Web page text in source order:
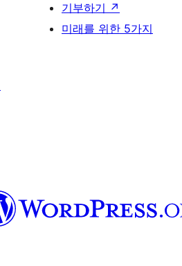
기부하기 ↗
미래를 위한 5가지